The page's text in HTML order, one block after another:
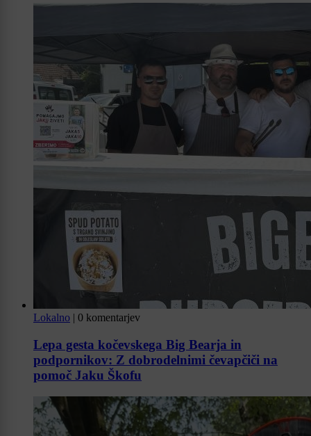
Lokalno | 0 komentarjev
Lepa gesta kočevskega Big Bearja in
podpornikov: Z dobrodelnimi čevapčiči na
pomoč Jaku Škofu